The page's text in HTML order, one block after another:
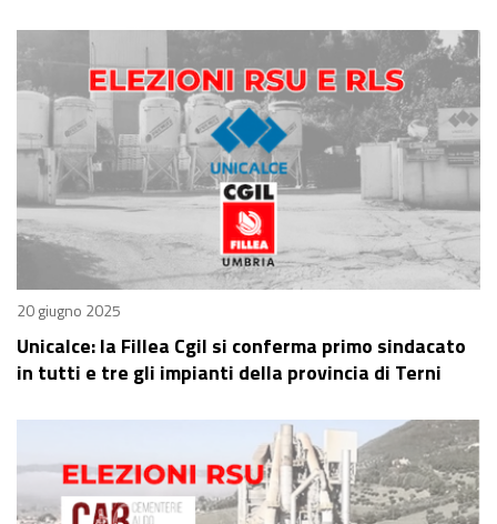
20 giugno 2025
Unicalce: la Fillea Cgil si conferma primo sindacato
in tutti e tre gli impianti della provincia di Terni